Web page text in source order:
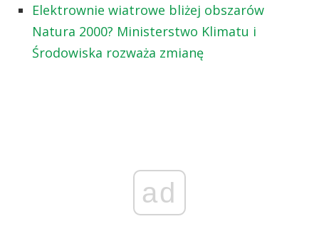
Elektrownie wiatrowe bliżej obszarów
Natura 2000? Ministerstwo Klimatu i
Środowiska rozważa zmianę
ad